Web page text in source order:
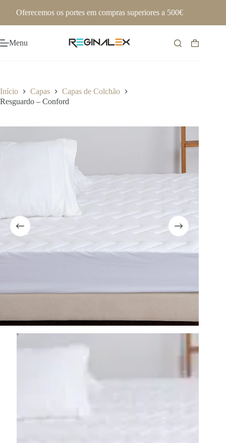
Oferecemos os portes em compras superiores a 500€
Menu
Carrinho
Início Capas
Capas de Colchão
Resguardo – Conford